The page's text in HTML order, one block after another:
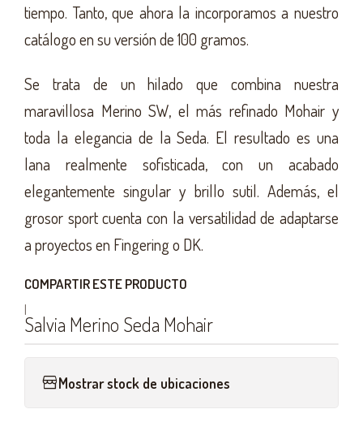
tiempo. Tanto, que ahora la incorporamos a nuestro
catálogo en su versión de 100 gramos.
Se trata de un hilado que combina nuestra
maravillosa Merino SW, el más refinado Mohair y
toda la elegancia de la Seda. El resultado es una
lana realmente sofisticada, con un acabado
elegantemente singular y brillo sutil. Además, el
grosor sport cuenta con la versatilidad de adaptarse
a proyectos en Fingering o DK.
COMPARTIR ESTE PRODUCTO
|
Salvia Merino Seda Mohair
Mostrar stock de ubicaciones